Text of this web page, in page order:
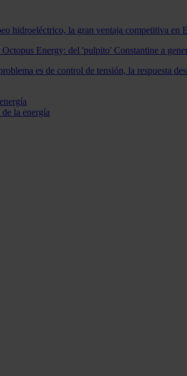
hidroeléctrico, la gran ventaja competitiva en
Energy: del 'pulpito' Constantine a
es de control de tensión, la respuesta